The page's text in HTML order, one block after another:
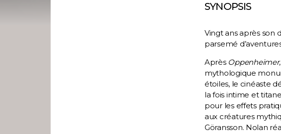
SYNOPSIS
Vingt ans après son
parsemé
Après Oppenheimer
mythologique
étoiles, le cinéaste
la fois intime et
pour les effets
aux créatures
Göransson. Nolan